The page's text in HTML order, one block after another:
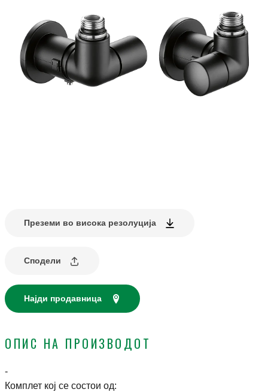
Преземи во висока резолуција
Сподели
Најди продавница
ОПИС НА ПРОИЗВОДОТ
-
Комплет кој се состои од: